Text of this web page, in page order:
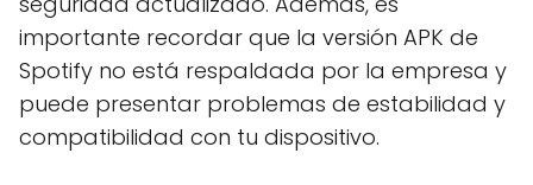
importante recordar que la versión APK de
Spotify no está respaldada por la empresa y
puede presentar problemas de estabilidad y
compatibilidad con tu dispositivo.